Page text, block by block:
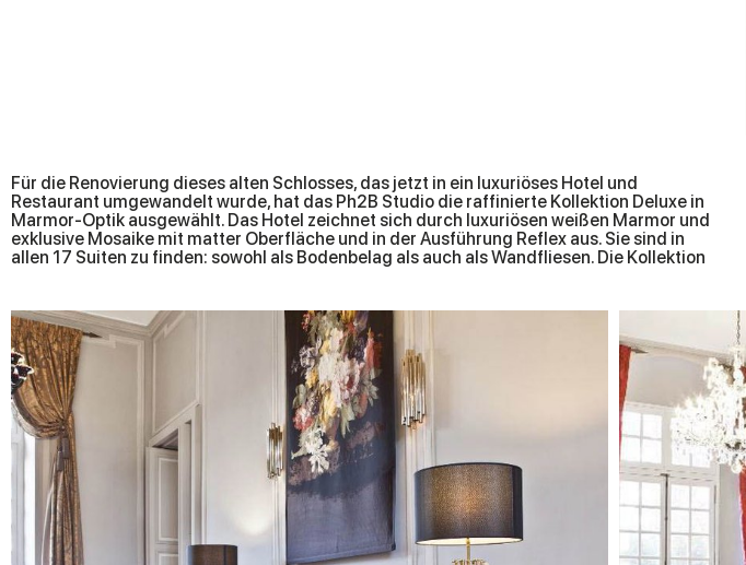
Für die Renovierung dieses alten Schlosses, das jetzt in ein luxuriöses Hotel und
Restaurant umgewandelt wurde, hat das Ph2B Studio die raffinierte Kollektion Deluxe in
Marmor-Optik ausgewählt. Das Hotel zeichnet sich durch luxuriösen weißen Marmor und
exklusive Mosaike mit matter Oberfläche und in der Ausführung Reflex aus. Sie sind in
allen 17 Suiten zu finden: sowohl als Bodenbelag als auch als Wandfliesen. Die Kollektion
Deluxe in Marmoroptik schmückt die großen und freundlichen privaten Bäder mit einer